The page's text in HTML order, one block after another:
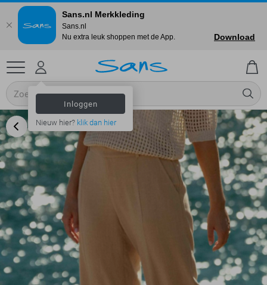
Inloggen
Nieuw hier? klik dan hier
Sans.nl Merkkleding
Sans.nl
Nu extra leuk shoppen met de App.
Download